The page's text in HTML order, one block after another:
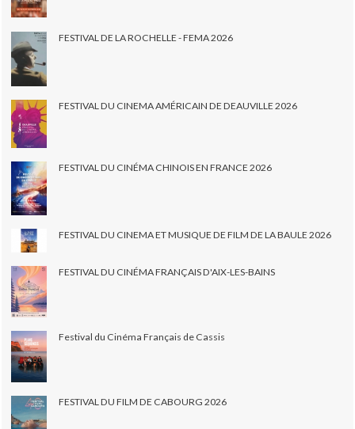
FESTIVAL DE LA ROCHELLE - FEMA 2026
FESTIVAL DU CINEMA AMÉRICAIN DE DEAUVILLE 2026
FESTIVAL DU CINÉMA CHINOIS EN FRANCE 2026
FESTIVAL DU CINEMA ET MUSIQUE DE FILM DE LA BAULE 2026
FESTIVAL DU CINÉMA FRANÇAIS D'AIX-LES-BAINS
Festival du Cinéma Français de Cassis
FESTIVAL DU FILM DE CABOURG 2026